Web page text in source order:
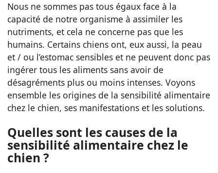
Nous ne sommes pas tous égaux face à la
capacité de notre organisme à assimiler les
nutriments, et cela ne concerne pas que les
humains. Certains chiens ont, eux aussi, la peau
et / ou l’estomac sensibles et ne peuvent donc pas
ingérer tous les aliments sans avoir de
désagréments plus ou moins intenses. Voyons
ensemble les origines de la sensibilité alimentaire
chez le chien, ses manifestations et les solutions.
Quelles sont les causes de la
sensibilité alimentaire chez le
chien ?